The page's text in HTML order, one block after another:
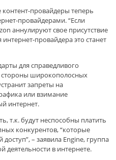
контент-провайдеры теперь
провайдерами. “Если
аннулируют свое присутствие
провайдера это станет
для справедливого
стороны широкополосных
запреты на
или взимание
интернет.
т.к. будут неспособны платить
конкурентов, “которые
– заявила Engine, группа
деятельности в интернете.